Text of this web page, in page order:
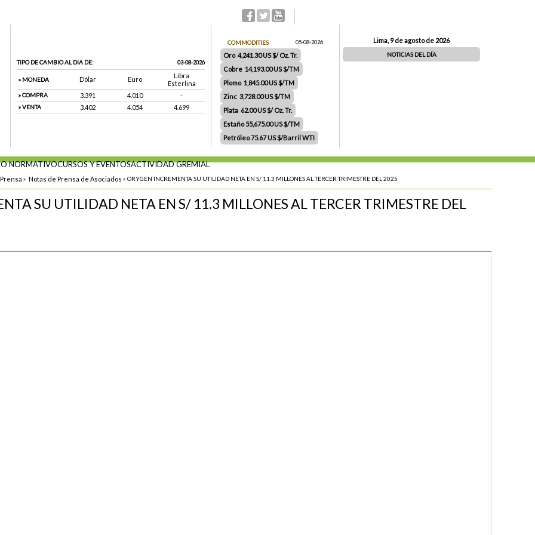
TIPO DE CAMBIO AL DIA DE: 03-08-2026
» MONEDA Dólar Euro
Libra
Esterlina
» COMPRA 3.391 4.010 -
» VENTA 3.402 4.054 4.699
COMMODITIES 05-08-2026
Oro 4,241.30 US $/ Oz. Tr.
Cobre 14,193.00 US $/TM
Plomo 1,845.00 US $/TM
Zinc 3,728.00 US $/TM
Plata 62.00 US $/ Oz. Tr.
Estaño 55,675.00 US $/TM
Petróleo 75.67 US $/Barril WTI
Lima, 9 de agosto de 2026
NOTICIAS DEL DÍA
NORMATIVOCURSOS Y EVENTOSACTIVIDAD GREMIAL
» Notas de Prensa de Asociados » ORYGEN INCREMENTA SU UTILIDAD NETA EN S/ 11.3 MILLONES AL TERCER TRIMESTRE DEL 2025
SU UTILIDAD NETA EN S/ 11.3 MILLONES AL TERCER TRIMESTRE DEL